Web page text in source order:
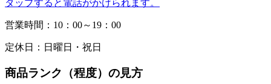
タップすると電話がかけられます。
営業時間：10：00～19：00
定休日：日曜日・祝日
商品ランク（程度）の見方